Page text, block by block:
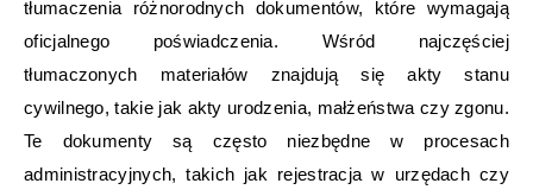
tłumaczenia różnorodnych dokumentów, które wymagają
oficjalnego poświadczenia. Wśród najczęściej
tłumaczonych materiałów znajdują się akty stanu
cywilnego, takie jak akty urodzenia, małżeństwa czy zgonu.
Te dokumenty są często niezbędne w procesach
administracyjnych, takich jak rejestracja w urzędach czy